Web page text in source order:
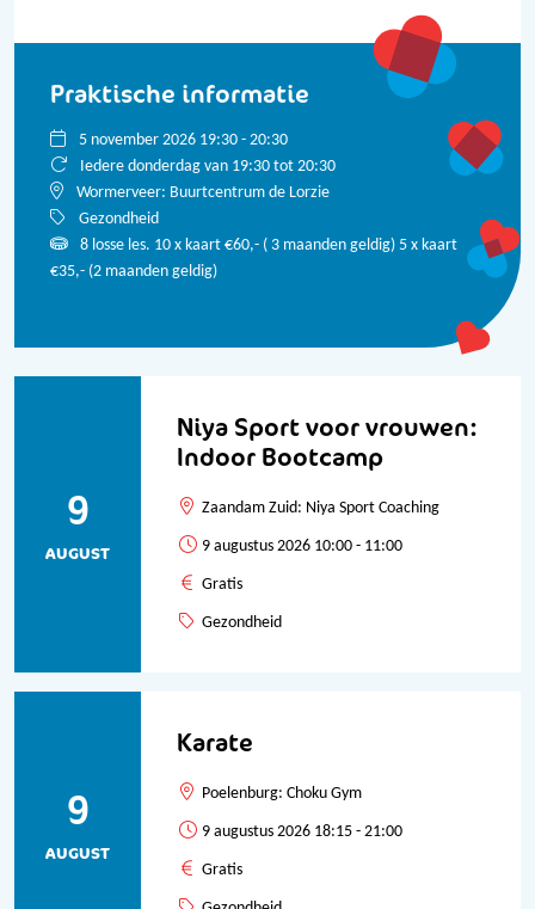
Praktische informatie
5 november 2026 19:30 - 20:30
Iedere donderdag van 19:30 tot 20:30
Wormerveer: Buurtcentrum de Lorzie
Gezondheid
8 losse les. 10 x kaart €60,- ( 3 maanden geldig) 5 x kaart
€35,- (2 maanden geldig)
Niya Sport voor vrouwen:
Indoor Bootcamp
9
AUGUST
Zaandam Zuid: Niya Sport Coaching
9 augustus 2026 10:00 - 11:00
Gratis
Gezondheid
Karate
9
AUGUST
Poelenburg: Choku Gym
9 augustus 2026 18:15 - 21:00
Gratis